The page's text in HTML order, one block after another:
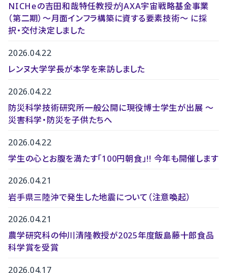
NICHeの吉田和哉特任教授がJAXA宇宙戦略基金事業
（第二期）～月面インフラ構築に資する要素技術～ に採
択・交付決定しました
2026.04.22
レンヌ大学学長が本学を来訪しました
2026.04.22
防災科学技術研究所一般公開に現役博士学生が出展 〜
災害科学・防災を子供たちへ
2026.04.22
学生の心とお腹を満たす「100円朝食」!! 今年も開催します
2026.04.21
岩手県三陸沖で発生した地震について（注意喚起）
2026.04.21
農学研究科の仲川清隆教授が2025年度飯島藤十郎食品
科学賞を受賞
2026.04.17